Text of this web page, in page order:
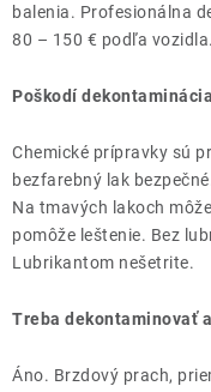
balenia. Profesionálna
80 – 150 € podľa vozidla.
Poškodí
Chemické prípravky sú
bezfarebný lak
Na tmavých lakoch
pomôže leštenie. Bez
Lubrikantom nešetrite.
Treba dekontaminovať
Áno. Brzdový prach,